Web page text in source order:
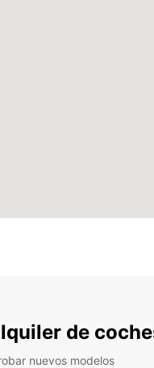
de
nuevos modelos